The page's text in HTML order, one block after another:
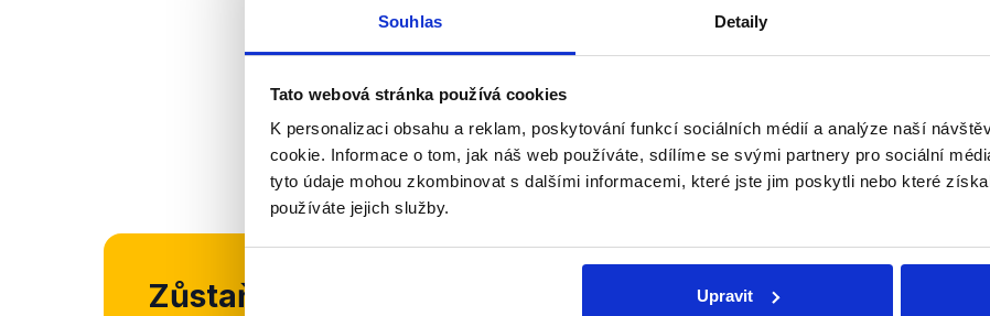
Souhlas Detaily
Tato webová stránka používá cookies
K personalizaci obsahu a reklam, poskytování funkcí sociálních médií a analýze naší
cookie. Informace o tom, jak náš web používáte, sdílíme se svými partnery pro sociální
tyto údaje mohou zkombinovat s dalšími informacemi, které jste jim poskytli nebo které
používáte jejich služby.
Upravit
OVĚŘENO
20. září 2024
Číst dál
Zůstaňme v kontaktu